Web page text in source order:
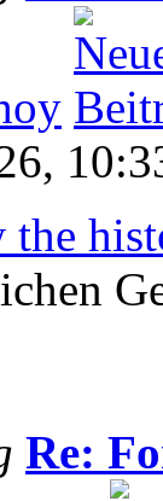
Re: